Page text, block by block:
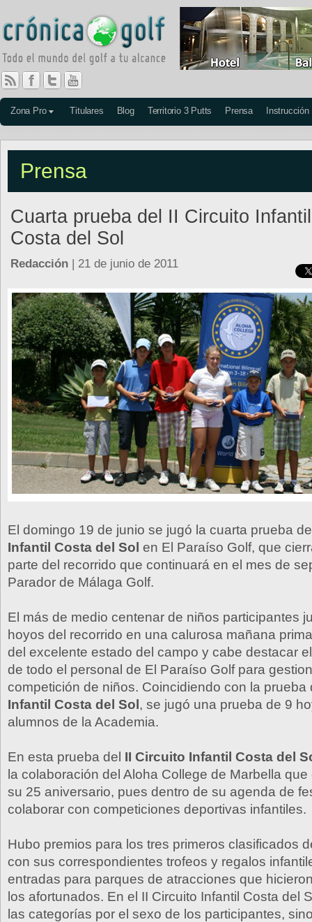
Zona Pro Titulares Blog Territorio 3 Putts Prensa Instrucción
Prensa
Cuarta prueba del II Circuito Infantil
Costa del Sol
Redacción | 21 de junio de 2011
El domingo 19 de junio se jugó la cuarta prueba
Infantil Costa del Sol en El Paraíso Golf, que
parte del recorrido que continuará en el mes de
Parador de Málaga Golf.
El más de medio centenar de niños participantes
hoyos del recorrido en una calurosa mañana
del excelente estado del campo y cabe destacar
de todo el personal de El Paraíso Golf para
competición de niños. Coincidiendo con la
Infantil Costa del Sol , se jugó una prueba de 9
alumnos de la Academia.
En esta prueba del II Circuito Infantil Costa del
la colaboración del Aloha College de Marbella
su 25 aniversario, pues dentro de su agenda de
colaborar con competiciones deportivas infantiles.
Hubo premios para los tres primeros clasificados
con sus correspondientes trofeos y regalos
entradas para parques de atracciones que
los afortunados. En el II Circuito Infantil Costa del
las categorías por el sexo de los participantes,